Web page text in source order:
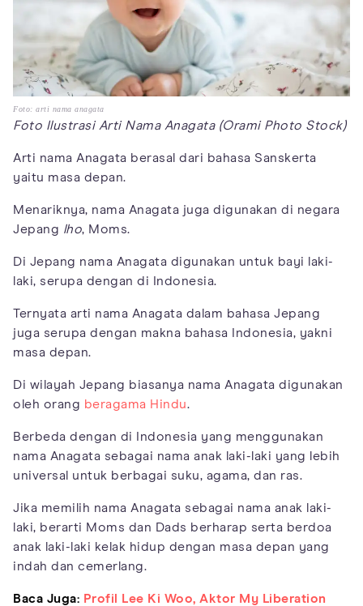
Foto: arti nama anagata
Foto Ilustrasi Arti Nama Anagata (Orami Photo Stock)
Arti nama Anagata berasal dari bahasa Sanskerta
yaitu masa depan.
Menariknya, nama Anagata juga digunakan di negara
Jepang lho, Moms.
Di Jepang nama Anagata digunakan untuk bayi laki-
laki, serupa dengan di Indonesia.
Ternyata arti nama Anagata dalam bahasa Jepang
juga serupa dengan makna bahasa Indonesia, yakni
masa depan.
Di wilayah Jepang biasanya nama Anagata digunakan
oleh orang beragama Hindu.
Berbeda dengan di Indonesia yang menggunakan
nama Anagata sebagai nama anak laki-laki yang lebih
universal untuk berbagai suku, agama, dan ras.
Jika memilih nama Anagata sebagai nama anak laki-
laki, berarti Moms dan Dads berharap serta berdoa
anak laki-laki kelak hidup dengan masa depan yang
indah dan cemerlang.
Baca Juga: Profil Lee Ki Woo, Aktor My Liberation